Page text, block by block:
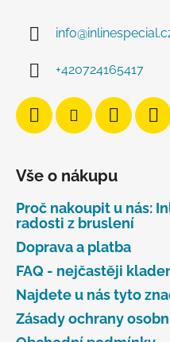
info@
+420724165417
Vše o nákupu
Proč nakoupit u nás:
radosti z bruslení
Doprava a platba
FAQ - nejčastěji
Najdete u nás tyto
Zásady ochrany